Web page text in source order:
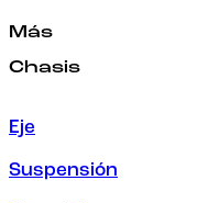
Más
Chasis
Eje
Suspensión